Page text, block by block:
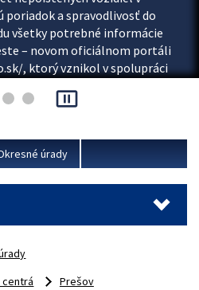
poriadok a spravodlivosť do
všetky potrebné informácie
– novom oficiálnom portáli
, ktorý vznikol v spolupráci
a Ministerstva vnútra SR.
pause_presentation
úrady
Prešov